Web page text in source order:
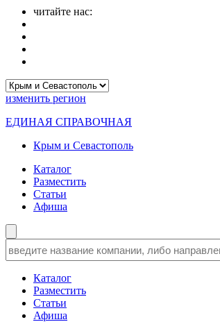
читайте нас:
изменить регион
ЕДИНАЯ СПРАВОЧНАЯ
Крым и Севастополь
Каталог
Разместить
Статьи
Афиша
Каталог
Разместить
Статьи
Афиша